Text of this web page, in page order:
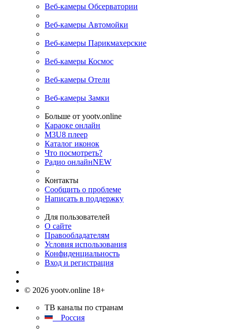
Веб-камеры Обсерватории
Веб-камеры Автомойки
Веб-камеры Парикмахерские
Веб-камеры Космос
Веб-камеры Отели
Веб-камеры Замки
Больше от yootv.online
Караоке онлайн
M3U8 плеер
Каталог иконок
Что посмотреть?
Радио онлайнNEW
Контакты
Сообщить о проблеме
Написать в поддержку
Для пользователей
О сайте
Правообладателям
Условия использования
Конфиденциальность
Вход и регистрация
© 2026 yootv.online 18+
ТВ каналы по странам
Россия